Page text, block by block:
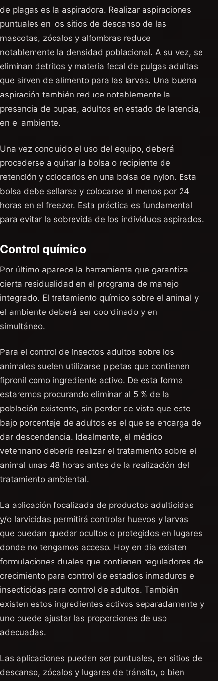
de plagas es la aspiradora. Realizar aspiraciones
puntuales en los sitios de descanso de las
mascotas, zócalos y alfombras reduce
notablemente la densidad poblacional. A su vez, se
eliminan detritos y materia fecal de pulgas adultas
que sirven de alimento para las larvas. Una buena
aspiración también reduce notablemente la
presencia de pupas, adultos en estado de latencia,
en el ambiente.
Una vez concluido el uso del equipo, deberá
procederse a quitar la bolsa o recipiente de
retención y colocarlos en una bolsa de nylon. Esta
bolsa debe sellarse y colocarse al menos por 24
horas en el freezer. Esta práctica es fundamental
para evitar la sobrevida de los individuos aspirados.
Control químico
Por último aparece la herramienta que garantiza
cierta residualidad en el programa de manejo
integrado. El tratamiento químico sobre el animal y
el ambiente deberá ser coordinado y en
simultáneo.
Para el control de insectos adultos sobre los
animales suelen utilizarse pipetas que contienen
fipronil como ingrediente activo. De esta forma
estaremos procurando eliminar al 5 % de la
población existente, sin perder de vista que este
bajo porcentaje de adultos es el que se encarga de
dar descendencia. Idealmente, el médico
veterinario debería realizar el tratamiento sobre el
animal unas 48 horas antes de la realización del
tratamiento ambiental.
La aplicación focalizada de productos adulticidas
y/o larvicidas permitirá controlar huevos y larvas
que puedan quedar ocultos o protegidos en lugares
donde no tengamos acceso. Hoy en día existen
formulaciones duales que contienen reguladores de
crecimiento para control de estadios inmaduros e
insecticidas para control de adultos. También
existen estos ingredientes activos separadamente y
uno puede ajustar las proporciones de uso
adecuadas.
Las aplicaciones pueden ser puntuales, en sitios de
descanso, zócalos y lugares de tránsito, o bien